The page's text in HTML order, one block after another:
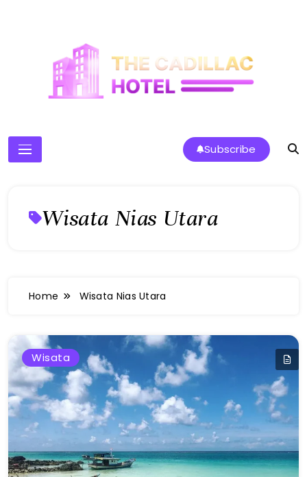
The Cadillac Hotel
Subscribe
Wisata Nias Utara
Home Wisata Nias Utara
Wisata